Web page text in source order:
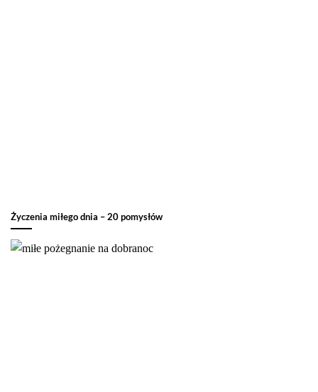
Życzenia miłego dnia – 20 pomysłów